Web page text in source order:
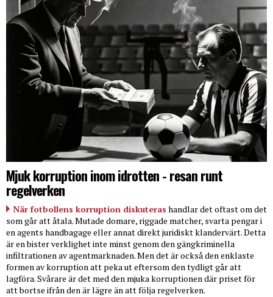
Mjuk korruption inom idrotten - resan runt
regelverken
När fotbollens korruption diskuteras handlar det oftast om det
som går att åtala. Mutade domare, riggade matcher, svarta pengar i
en agents handbagage eller annat direkt juridiskt klandervärt. Detta
är en bister verklighet inte minst genom den gängkriminella
infiltrationen av agentmarknaden. Men det är också den enklaste
formen av korruption att peka ut eftersom den tydligt går att
lagföra. Svårare är det med den mjuka korruptionen där priset för
att bortse ifrån den är lägre än att följa regelverken.